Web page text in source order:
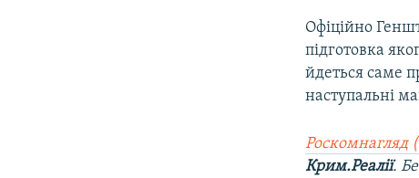
Офіційно
підготовка
йдеться саме
наступальні
Роскомнагляд
Крим.Реалії.